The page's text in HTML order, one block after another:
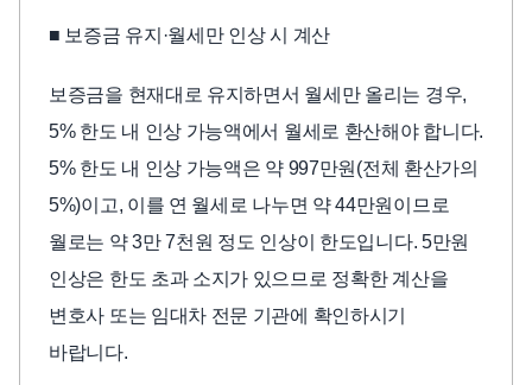
■ 보증금 유지·월세만 인상 시 계산
보증금을 현재대로 유지하면서 월세만 올리는 경우,
5% 한도 내 인상 가능액에서 월세로 환산해야 합니다.
5% 한도 내 인상 가능액은 약 997만원(전체 환산가의
5%)이고, 이를 연 월세로 나누면 약 44만원이므로
월로는 약 3만 7천원 정도 인상이 한도입니다. 5만원
인상은 한도 초과 소지가 있으므로 정확한 계산을
변호사 또는 임대차 전문 기관에 확인하시기
바랍니다.